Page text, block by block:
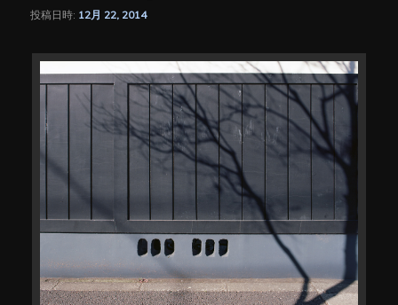
投稿日時: 12月 22, 2014